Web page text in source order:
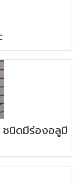
ชนิดมีร่องอลูมี